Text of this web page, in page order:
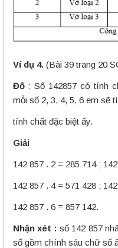
Ví dụ 4. (Bài 39 trang 20
Đố : Số 142857 có tính
mỗi số 2, 3, 4, 5, 6 em sẽ
tính chất đặc biệt ấy.
Giải
142 857 . 2 = 285 714 ;
142 857 . 4 = 571 428 ;
142 857 . 6 = 857 142.
Nhận xét : số 142 857
số gồm chính sáu chữ số